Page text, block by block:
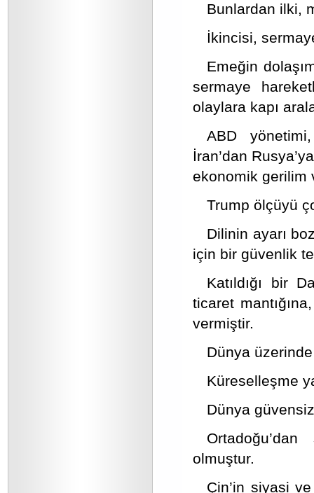
Bunlardan ilki,
İkincisi,
Emeğin
sermaye
olaylara kapı
ABD yönetimi,
İran’dan
ekonomik gerilim
Trump ölçüyü
Dilinin ayarı
için bir güvenlik
Katıldığı bir
ticaret
vermiştir.
Dünya
Küreselleşme
Dünya
olmuştur.
Çin’in siyasi